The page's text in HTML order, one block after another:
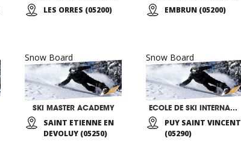
LES ORRES (05200) EMBRUN (05200)
Snow Board
SKI MASTER ACADEMY
SAINT ETIENNE EN
DEVOLUY (05250)
Snow Board
ECOLE DE SKI INTERNATIONALE
PUY SAINT VINCENT
(05290)